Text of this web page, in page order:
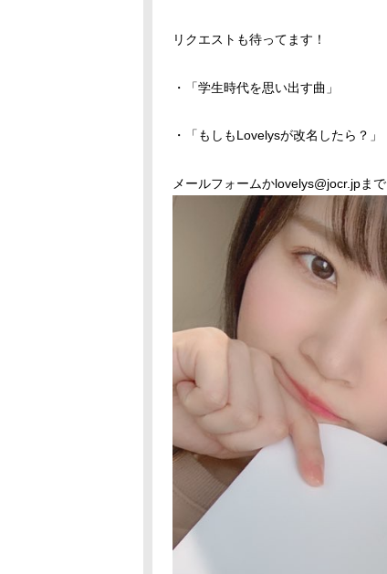
リクエストも待ってます！
・「学生時代を思い出す曲」
・「もしもLovelysが改名したら？」
メールフォームかlovelys@jocr.jpまで